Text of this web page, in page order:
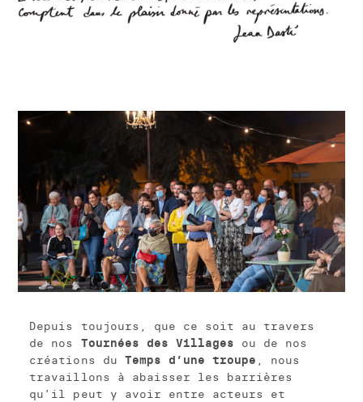
Depuis toujours, que ce soit au travers
de nos Tournées des Villages ou de nos
créations du Temps d’une troupe , nous
travaillons à abaisser les barrières
qu’il peut y avoir entre acteurs et